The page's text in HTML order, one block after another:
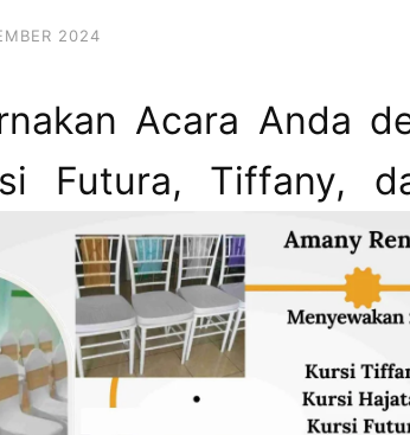
2024
Acara Anda
Futura, Tiffany,